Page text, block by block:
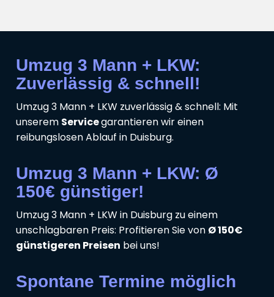
Umzug 3 Mann + LKW:
Zuverlässig & schnell!
Umzug 3 Mann + LKW zuverlässig & schnell: Mit
unserem Servicegarantieren wir einen
reibungslosen Ablauf in Duisburg.
Umzug 3 Mann + LKW: Ø
150€ günstiger!
Umzug 3 Mann + LKW in Duisburg zu einem
unschlagbaren Preis: Profitieren Sie von Ø 150€
günstigeren Preisen bei uns!
Spontane Termine möglich